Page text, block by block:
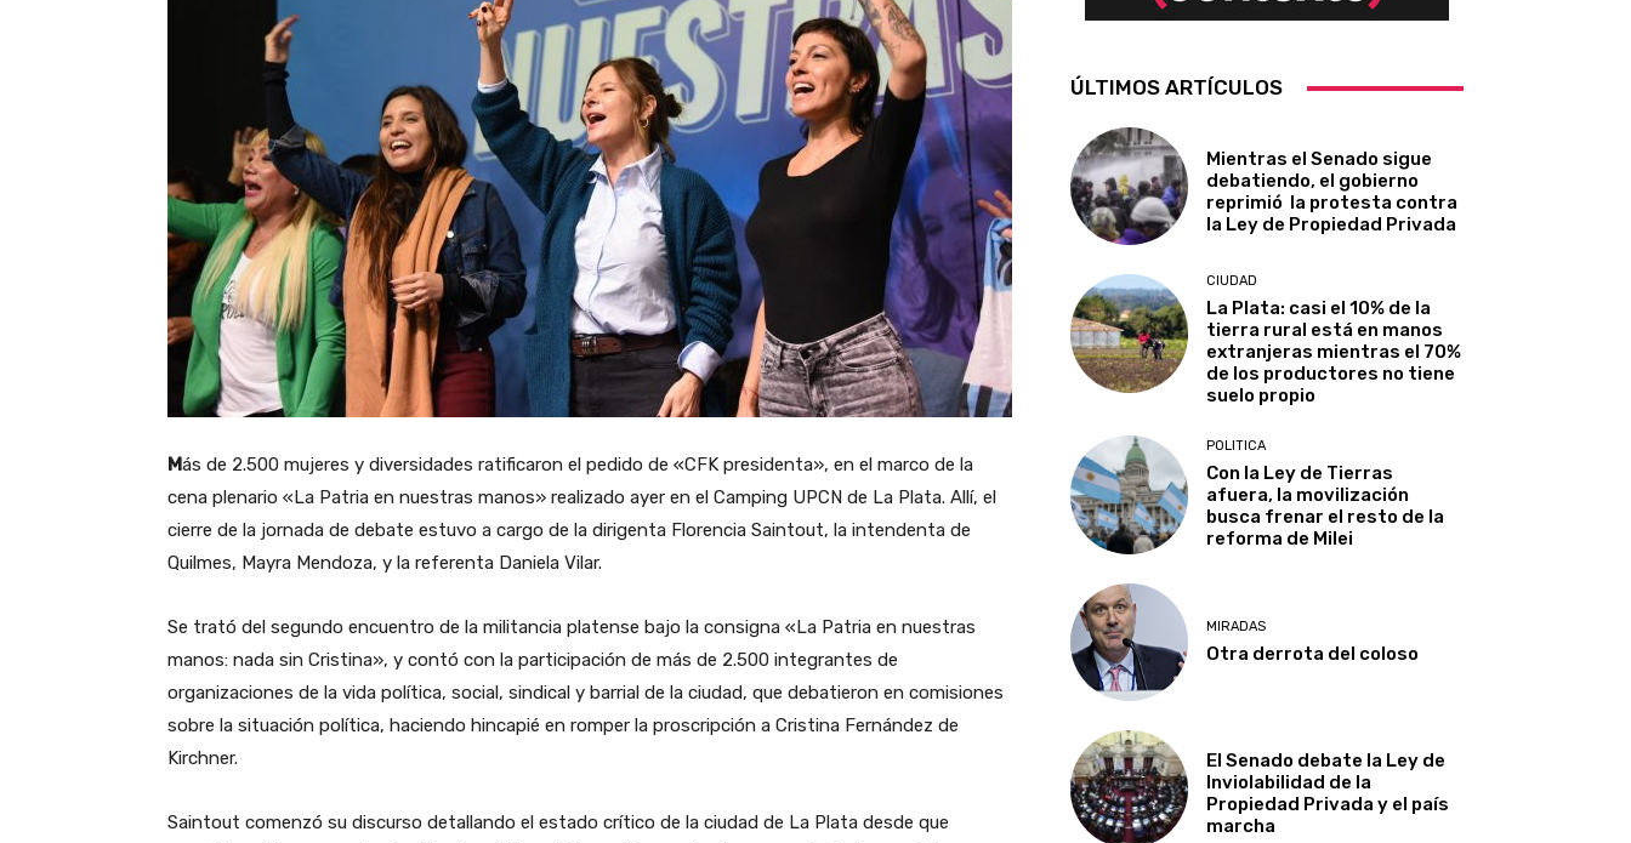
Más de 2.500 mujeres y diversidades ratificaron el pedido de «CFK presidenta», en el marco de la
cena plenario «La Patria en nuestras manos» realizado ayer en el Camping UPCN de La Plata. Allí, el
cierre de la jornada de debate estuvo a cargo de la dirigenta Florencia Saintout, la intendenta de
Quilmes, Mayra Mendoza, y la referenta Daniela Vilar.
Se trató del segundo encuentro de la militancia platense bajo la consigna «La Patria en nuestras
manos: nada sin Cristina», y contó con la participación de más de 2.500 integrantes de
organizaciones de la vida política, social, sindical y barrial de la ciudad, que debatieron en comisiones
sobre la situación política, haciendo hincapié en romper la proscripción a Cristina Fernández de
Kirchner.
Saintout comenzó su discurso detallando el estado crítico de la ciudad de La Plata desde que
ÚLTIMOS ARTÍCULOS
Mientras el Senado sigue
debatiendo, el gobierno
reprimió la protesta contra
la Ley de Propiedad Privada
CIUDAD
La Plata: casi el 10% de la
tierra rural está en manos
extranjeras mientras el 70%
de los productores no tiene
suelo propio
POLITICA
Con la Ley de Tierras
afuera, la movilización
busca frenar el resto de la
reforma de Milei
MIRADAS
Otra derrota del coloso
El Senado debate la Ley de
Inviolabilidad de la
Propiedad Privada y el país
marcha